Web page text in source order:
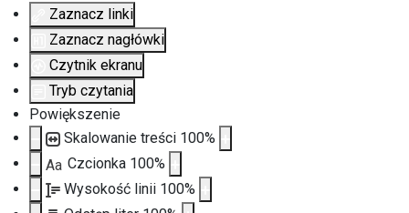
Zaznacz linki
Zaznacz nagłówki
Czytnik ekranu
Tryb czytania
Powiększenie
Skalowanie treści 100%
Aa Czcionka 100%
Wysokość linii 100%